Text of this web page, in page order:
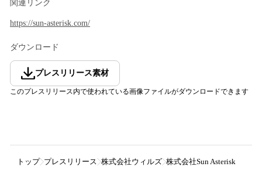
関連リンク
https://sun-asterisk.com/
ダウンロード
プレスリリース素材
このプレスリリース内で使われている画像ファイルがダウンロードできます
トップ プレスリリース 株式会社ウィルズ 株式会社Sun Asterisk 「プ